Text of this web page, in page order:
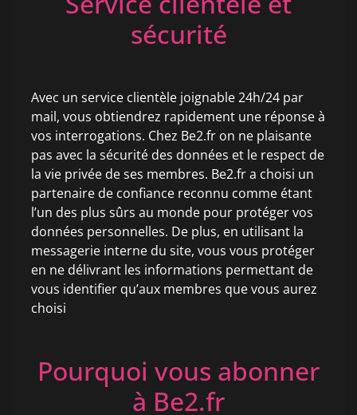
sécurité
Avec un service clientèle joignable 24h/24 par
mail, vous obtiendrez rapidement une réponse à
vos interrogations. Chez Be2.fr on ne plaisante
pas avec la sécurité des données et le respect de
la vie privée de ses membres. Be2.fr a choisi un
partenaire de confiance reconnu comme étant
l’un des plus sûrs au monde pour protéger vos
données personnelles. De plus, en utilisant la
messagerie interne du site, vous vous protéger
en ne délivrant les informations permettant de
vous identifier qu’aux membres que vous aurez
choisi
Pourquoi vous abonner
à Be2.fr